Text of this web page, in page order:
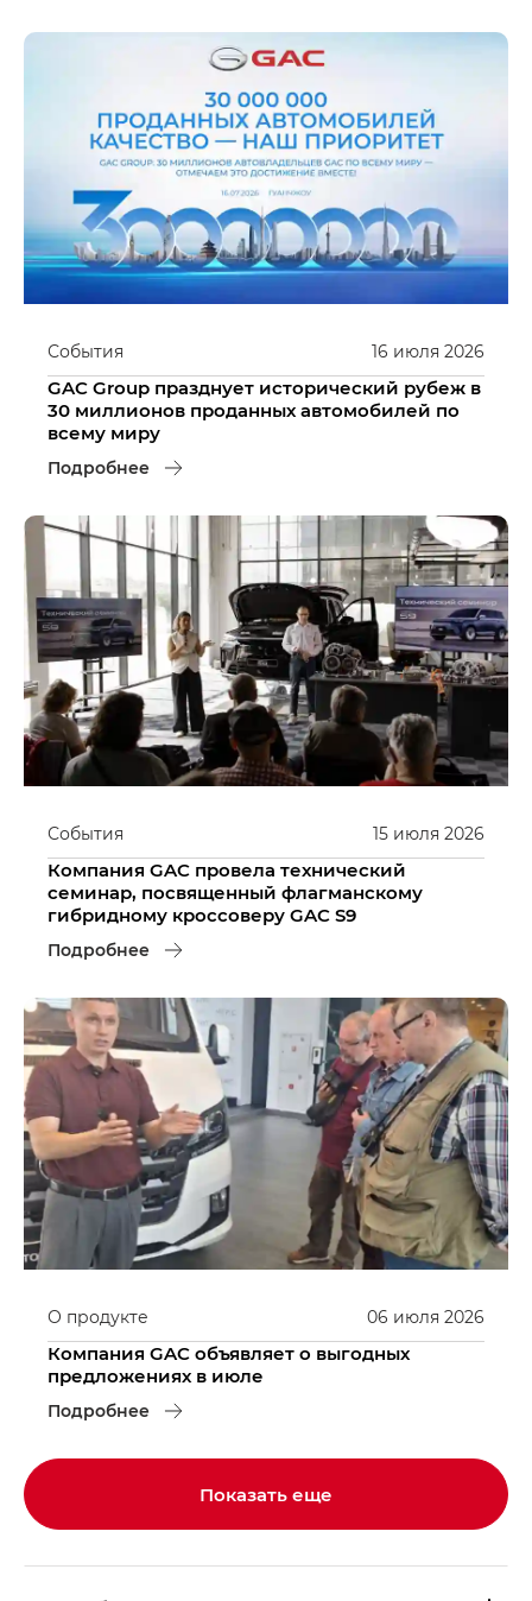
16 июля 2026
События
GAC Group празднует исторический рубеж в
30 миллионов проданных автомобилей по
всему миру
Подробнее
15 июля 2026
События
Компания GAC провела технический
семинар, посвященный флагманскому
гибридному кроссоверу GAC S9
Подробнее
06 июля 2026
О продукте
Компания GAC объявляет о выгодных
предложениях в июле
Подробнее
Показать еще